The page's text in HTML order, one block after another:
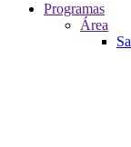
Programas
Área